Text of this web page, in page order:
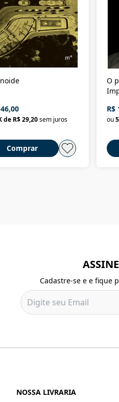
de R$ 29,20sem juros
Comprar
O
R$
ou5
Cadastre-se e e fique
NOSSA LIVRARIA